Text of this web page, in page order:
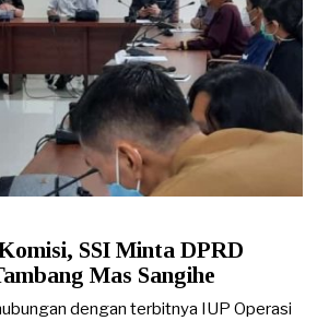
SSI Minta DPRD
Mas Sangihe
dengan terbitnya IUP Operasi